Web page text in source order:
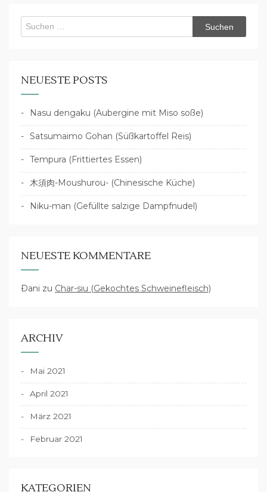
Suchen
nach:
NEUESTE POSTS
Nasu dengaku (Aubergine mit Miso soße)
Satsumaimo Gohan (Süßkartoffel Reis)
Tempura (Frittiertes Essen)
木須肉-Moushurou- (Chinesische Küche)
Niku-man (Gefüllte salzige Dampfnudel)
NEUESTE KOMMENTARE
Dani zu Char-siu (Gekochtes Schweinefleisch)
ARCHIV
Mai 2021
April 2021
März 2021
Februar 2021
KATEGORIEN